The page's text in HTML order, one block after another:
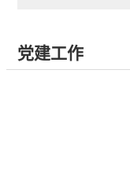
党建工作